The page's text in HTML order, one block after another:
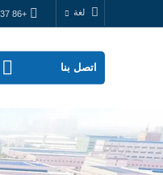
لغة +86 13153179337
اتصل بنا